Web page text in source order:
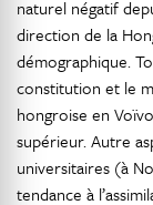
naturel négatif
direction de la
démographique.
constitution et le
hongroise en
supérieur. Autre
universitaires (à
tendance à